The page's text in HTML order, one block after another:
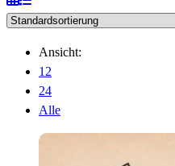
Ansicht:
12
24
Alle